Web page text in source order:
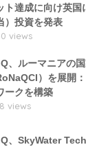
ト達成に向け英
）投資を発表
views
、ルーマニアの
）を展開
ークを構築
views
、SkyWater